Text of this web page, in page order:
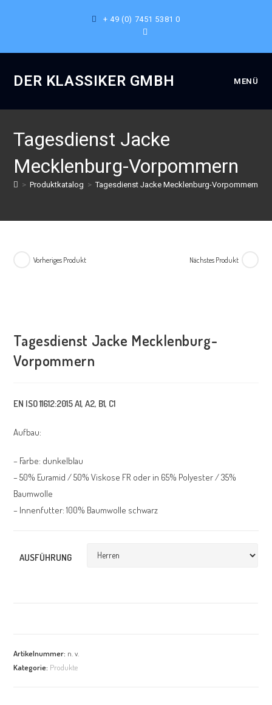
+ 49 (0) 7451 5381 0
DER KLASSIKER GMBH MENÜ
Tagesdienst Jacke
Mecklenburg-Vorpommern
> Produktkatalog > Tagesdienst Jacke Mecklenburg-Vorpommern
Vorheriges Produkt Nächstes Produkt
Tagesdienst Jacke Mecklenburg-
Vorpommern
EN ISO 11612:2015 A1, A2, B1, C1
Aufbau:
– Farbe: dunkelblau
– 50% Euramid / 50% Viskose FR oder in 65% Polyester / 35%
Baumwolle
– Innenfutter: 100% Baumwolle schwarz
AUSFÜHRUNG
Artikelnummer: n. v.
Kategorie: Produkte